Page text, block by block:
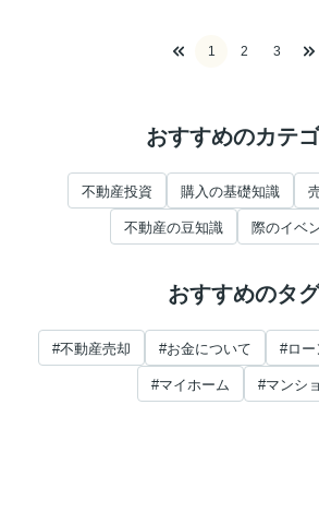
1 2 3
おすすめのカテ
不動産投資 購入の基礎知識
不動産の豆知識 際のイベ
おすすめのタグ
#不動産売却 #お金について #ロー
#マイホーム #マンシ